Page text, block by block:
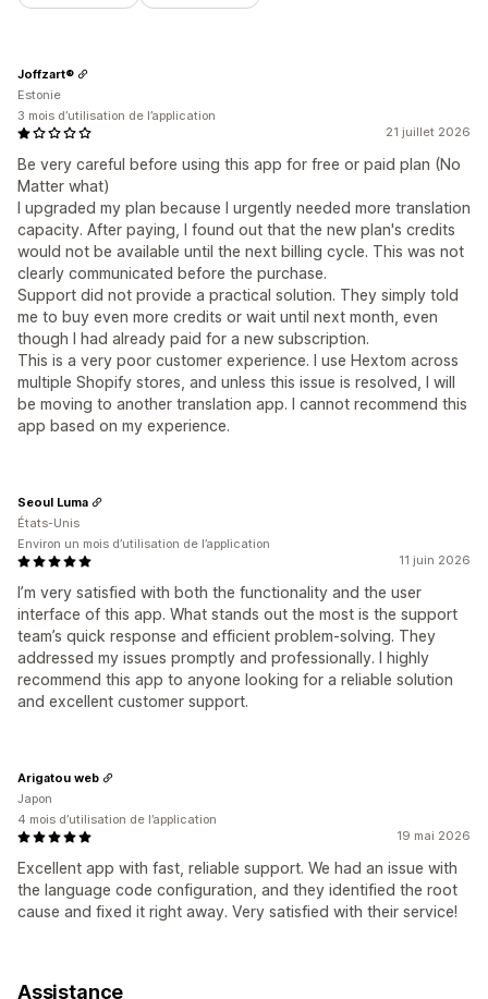
21 juillet 2026
Be very careful before using this app for free or paid plan (No
Matter what)
I upgraded my plan because I urgently needed more translation
capacity. After paying, I found out that the new plan's credits
would not be available until the next billing cycle. This was not
clearly communicated before the purchase.
Support did not provide a practical solution. They simply told
me to buy even more credits or wait until next month, even
though I had already paid for a new subscription.
This is a very poor customer experience. I use Hextom across
multiple Shopify stores, and unless this issue is resolved, I will
be moving to another translation app. I cannot recommend this
app based on my experience.
Joffzart®
Estonie
3 mois d’utilisation de l’application
11 juin 2026
I’m very satisfied with both the functionality and the user
interface of this app. What stands out the most is the support
team’s quick response and efficient problem-solving. They
addressed my issues promptly and professionally. I highly
recommend this app to anyone looking for a reliable solution
and excellent customer support.
Seoul Luma
États-Unis
Environ un mois d’utilisation de l’application
19 mai 2026
Excellent app with fast, reliable support. We had an issue with
the language code configuration, and they identified the root
cause and fixed it right away. Very satisfied with their service!
Arigatou web
Japon
4 mois d’utilisation de l’application
Assistance